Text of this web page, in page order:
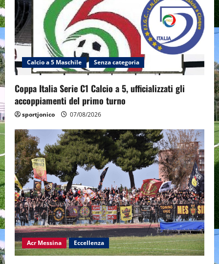
Calcio a 5 Maschile Senza categoria
Coppa Italia Serie C1 Calcio a 5, ufficializzati gli
accoppiamenti del primo turno
sportjonico 07/08/2026
Acr Messina Eccellenza